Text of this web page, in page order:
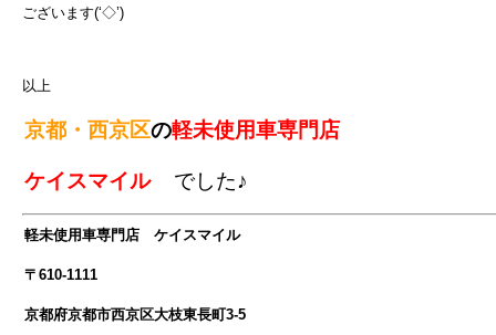
ございます(‘◇’)ゞ
以上
京都・西京区の軽未使用車専門店
ケイスマイル でした♪
軽未使用車専門店 ケイスマイル
〒610-1111
京都府京都市西京区大枝東長町3-5